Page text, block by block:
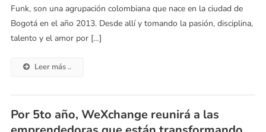
Funk, son una agrupación colombiana que nace en la ciudad de
Bogotá en el año 2013. Desde allí y tomando la pasión, disciplina,
talento y el amor por […]
Leer más ..
Por 5to año, WeXchange reunirá a las